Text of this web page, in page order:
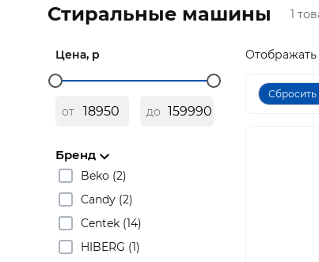
Стиральные машины 1
Цена, р
от до
Бренд
Beko (2)
Candy (2)
Centek (14)
HIBERG (1)
Отображать